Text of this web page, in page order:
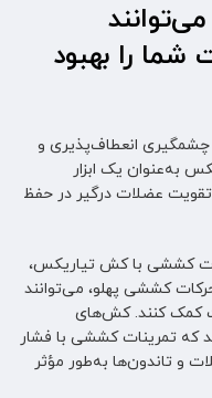
شما را بهبود
انعطاف‌پذیری و
به‌عنوان یک ابزار
عضلات درگیر در حفظ
کششی با کش تیاریکس،
کششی پهلو، می‌توانند
کمک کنند. کش‌های
که تمرینات کششی با فشار
و تاندون‌ها به‌طور مؤثر